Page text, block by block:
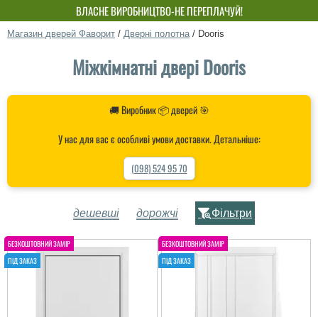
ВЛАСНЕ ВИРОБНИЦТВО-НЕ ПЕРЕПЛАЧУЙ!
Магазин дверей Фаворит / Дверні полотна / Dooris
Міжкімнатні двері Dooris
🚚 Виробник 📦 дверей 🎯
У нас для вас є особливі умови доставки. Детальніше:
(098) 524 95 70
дешевші дорожчі Фільтри